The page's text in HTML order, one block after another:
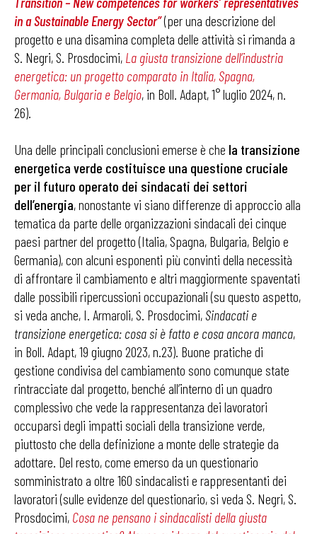
in a Sustainable Energy Sector”(per una descrizione del
progetto e una disamina completa delle attività si rimanda a
S. Negri, S. Prosdocimi, La giusta transizione dell’industria
energetica: un progetto comparato in Italia, Spagna,
Germania, Bulgaria e Belgio, in Boll. Adapt, 1° luglio 2024, n.
26).
Una delle principali conclusioni emerse è che la transizione
energetica verde costituisce una questione cruciale
per il futuro operato dei sindacati dei settori
dell’energia, nonostante vi siano differenze di approccio alla
tematica da parte delle organizzazioni sindacali dei cinque
paesi partner del progetto (Italia, Spagna, Bulgaria, Belgio e
Germania), con alcuni esponenti più convinti della necessità
di affrontare il cambiamento e altri maggiormente spaventati
dalle possibili ripercussioni occupazionali (su questo aspetto,
si veda anche, I. Armaroli, S. Prosdocimi, Sindacati e
transizione energetica: cosa si è fatto e cosa ancora manca,
in Boll. Adapt, 19 giugno 2023, n.23). Buone pratiche di
gestione condivisa del cambiamento sono comunque state
rintracciate dal progetto, benché all’interno di un quadro
complessivo che vede la rappresentanza dei lavoratori
occuparsi degli impatti sociali della transizione verde,
piuttosto che della definizione a monte delle strategie da
adottare. Del resto, come emerso da un questionario
somministrato a oltre 160 sindacalisti e rappresentanti dei
lavoratori (sulle evidenze del questionario, si veda S. Negri, S.
Prosdocimi, Cosa ne pensano i sindacalisti della giusta